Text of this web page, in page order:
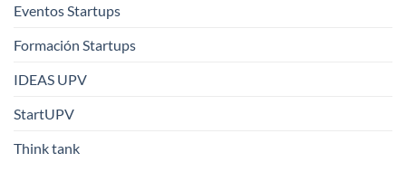
Eventos Startups
Formación Startups
IDEAS UPV
StartUPV
Think tank